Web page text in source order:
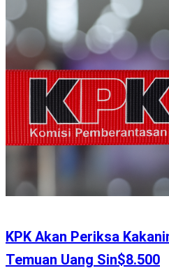
KPK Akan Periksa
Temuan Uang Sin$8.500